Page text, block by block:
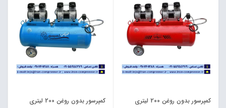
کمپرسور بدون روغن 200 لیتری
کمپرسور بدون روغن 200 لیتری